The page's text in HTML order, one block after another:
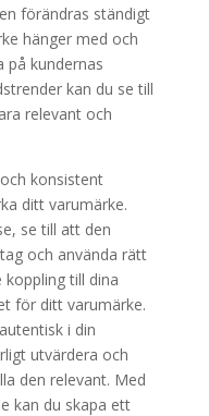
förändras ständigt
hänger med och
på kundernas
kan du se till
relevant och
konsistent
ditt varumärke.
se till att den
och använda rätt
koppling till dina
för ditt varumärke.
i din
utvärdera och
den relevant. Med
kan du skapa ett